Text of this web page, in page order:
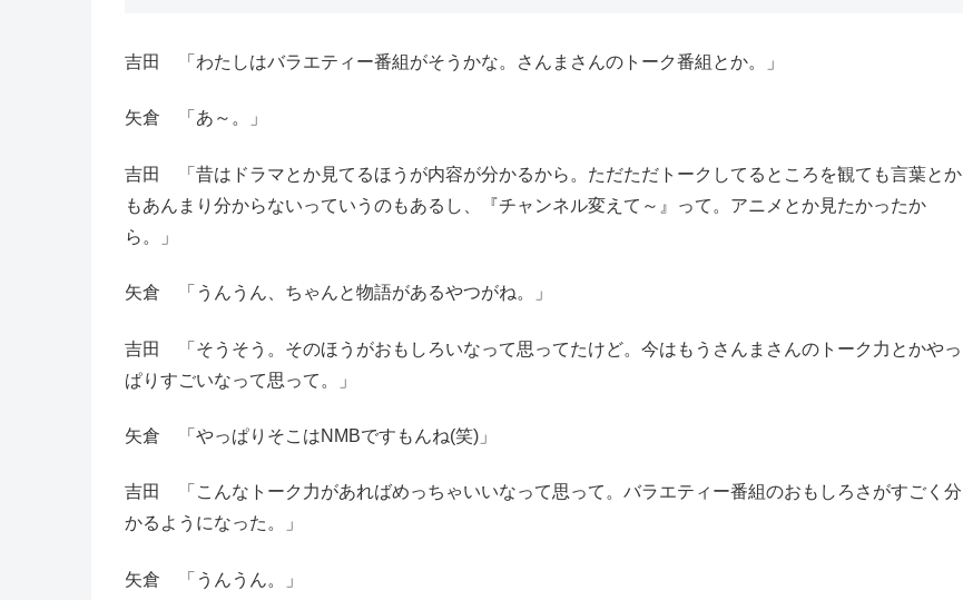
吉田 「わたしはバラエティー番組がそうかな。さんまさんのトーク番組とか。」
矢倉 「あ～。」
吉田 「昔はドラマとか見てるほうが内容が分かるから。ただただトークしてるところを観ても言葉とか
もあんまり分からないっていうのもあるし、『チャンネル変えて～』って。アニメとか見たかったか
ら。」
矢倉 「うんうん、ちゃんと物語があるやつがね。」
吉田 「そうそう。そのほうがおもしろいなって思ってたけど。今はもうさんまさんのトーク力とかやっ
ぱりすごいなって思って。」
矢倉 「やっぱりそこはNMBですもんね(笑)」
吉田 「こんなトーク力があればめっちゃいいなって思って。バラエティー番組のおもしろさがすごく分
かるようになった。」
矢倉 「うんうん。」